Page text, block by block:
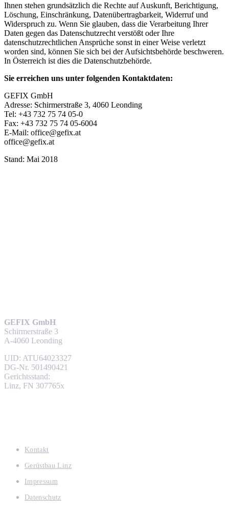
Ihnen stehen grundsätzlich die Rechte auf Auskunft, Berichtigung,
Löschung, Einschränkung, Datenübertragbarkeit, Widerruf und
Widerspruch zu. Wenn Sie glauben, dass die Verarbeitung Ihrer
Daten gegen das Datenschutzrecht verstößt oder Ihre
datenschutzrechtlichen Ansprüche sonst in einer Weise verletzt
worden sind, können Sie sich bei der Aufsichtsbehörde beschweren.
In Österreich ist dies die Datenschutzbehörde.
Sie erreichen uns unter folgenden Kontaktdaten:
GEFIX GmbH
Adresse: Schirmerstraße 3, 4060 Leonding
Tel: +43 732 75 74 05-0
Fax: +43 732 75 74 05-6004
E-Mail: office@gefix.at
office@gefix.at
Stand: Mai 2018
GEFIX GmbH
Schirmerstraße 3
A-4060 Leonding
UID: ATU64023327
DG-Nr. 501490421
Gerichtsstand:
Linz, FN 307765x
Kontakt
Gerüstbau Linz
Impressum
Datenschutz